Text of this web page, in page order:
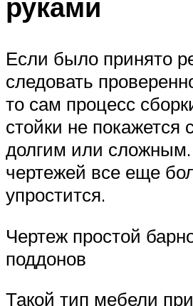
руками
Если было принято
следовать
то сам процесс
стойки не покажется
долгим или
чертежей все еще
упростится.
Чертеж простой
поддонов
Такой тип мебели